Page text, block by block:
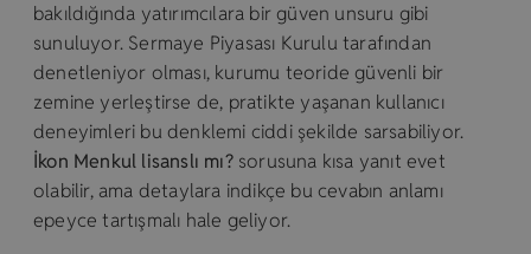
bakıldığında yatırımcılara bir güven unsuru gibi
sunuluyor. Sermaye Piyasası Kurulu tarafından
denetleniyor olması, kurumu teoride güvenli bir
zemine yerleştirse de, pratikte yaşanan kullanıcı
deneyimleri bu denklemi ciddi şekilde sarsabiliyor.
İkon Menkul lisanslı mı? sorusuna kısa yanıt evet
olabilir, ama detaylara indikçe bu cevabın anlamı
epeyce tartışmalı hale geliyor.